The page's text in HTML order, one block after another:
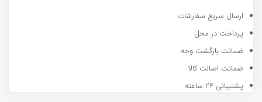
ارسال سریع سفارشات
پرداخت در محل
ضمانت بازگشت وجه
ضمانت اصالت کالا
پشتیبانی 24 ساعته